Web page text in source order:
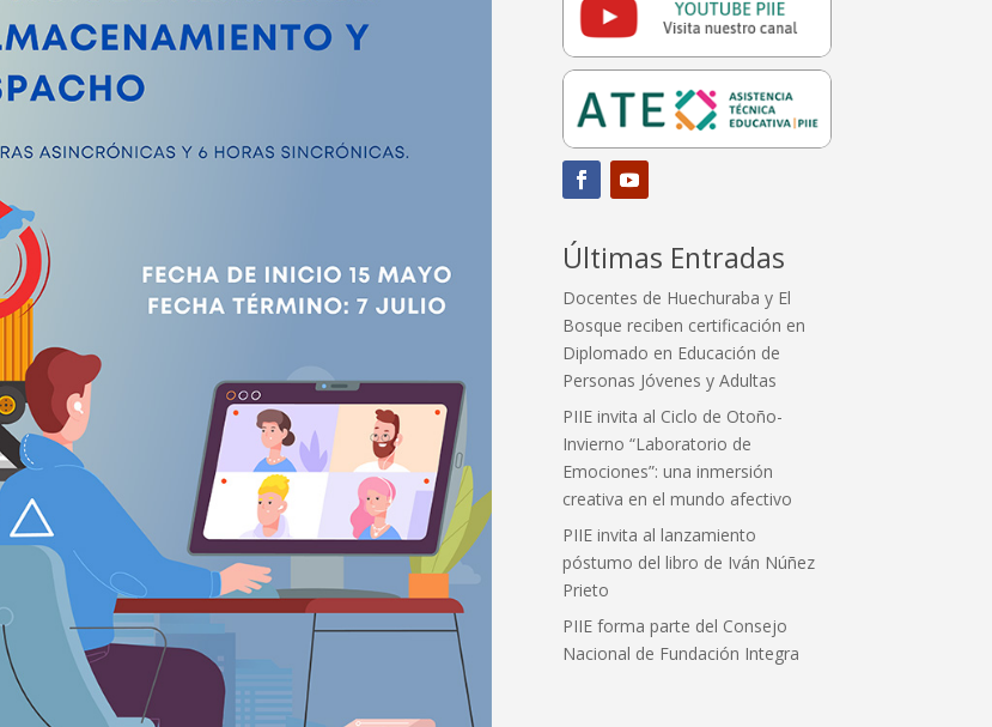
Últimas Entradas
Docentes de Huechuraba y El
Bosque reciben certificación en
Diplomado en Educación de
Personas Jóvenes y Adultas
PIIE invita al Ciclo de Otoño-
Invierno “Laboratorio de
Emociones”: una inmersión
creativa en el mundo afectivo
PIIE invita al lanzamiento
póstumo del libro de Iván Núñez
Prieto
PIIE forma parte del Consejo
Nacional de Fundación Integra